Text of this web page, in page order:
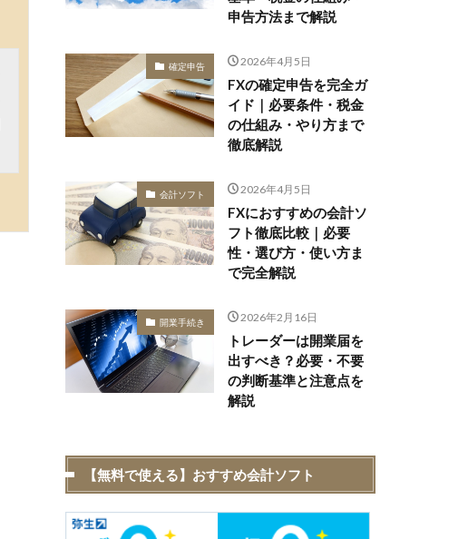
申告方法まで解説
確定申告 2026年4月5日
FXの確定申告を完全ガ
イド｜必要条件・税金
の仕組み・やり方まで
徹底解説
会計ソフト 2026年4月5日
FXにおすすめの会計ソ
フト徹底比較｜必要
性・選び方・使い方ま
で完全解説
開業手続き 2026年2月16日
トレーダーは開業届を
出すべき？必要・不要
の判断基準と注意点を
解説
【無料で使える】おすすめ会計ソフト